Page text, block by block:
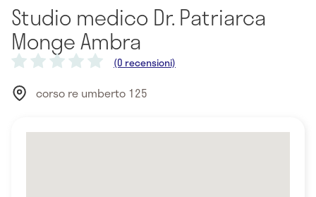
Studio medico Dr. Patriarca
Monge Ambra
(0 recensioni)
corso re umberto 125